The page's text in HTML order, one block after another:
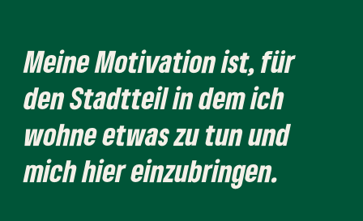
Meine Motivation ist, für
den Stadtteil in dem ich
wohne etwas zu tun und
mich hier einzubringen.